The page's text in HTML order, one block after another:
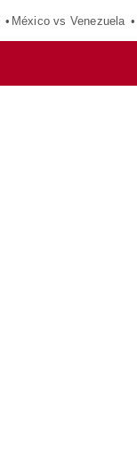
México vs Venezuela